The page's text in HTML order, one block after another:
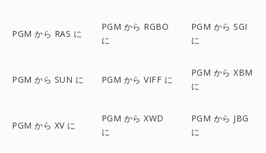
PGM から RAS に
PGM から RGBO
に
PGM から SGI
に
PGM から SUN に PGM から VIFF に
PGM から XBM
に
PGM から XV に
PGM から XWD
に
PGM から JBG
に